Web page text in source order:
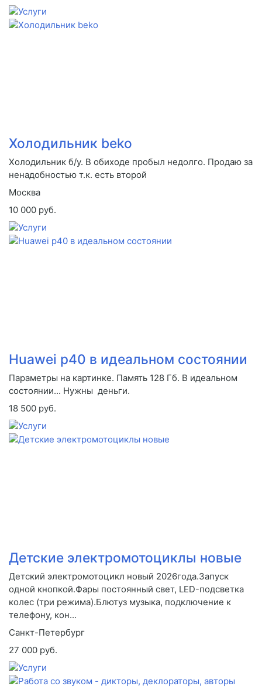
Холодильник beko
Холодильник б/у. В обиходе пробыл недолго. Продаю за
ненадобностью т.к. есть второй
Москва
10 000 руб.
Huawei p40 в идеальном состоянии
Параметры на картинке. Память 128 Гб. В идеальном
состоянии... Нужны деньги.
18 500 руб.
Детские электромотоциклы новые
Детский электромотоцикл новый 2026года.Запуск
одной кнопкой.Фары постоянный свет, LED-подсветка
колес (три режима).Блютуз музыка, подключение к
телефону, кон...
Санкт-Петербург
27 000 руб.